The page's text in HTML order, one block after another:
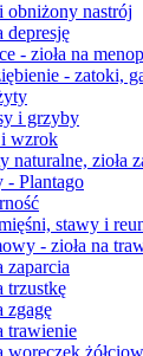
obniżony nastrój
depresję
- zioła na
- zatoki,
i grzyby
i wzrok
naturalne, zioła
- Plantago
stawy i
- zioła na
zaparcia
trzustkę
zgagę
trawienie
woreczek